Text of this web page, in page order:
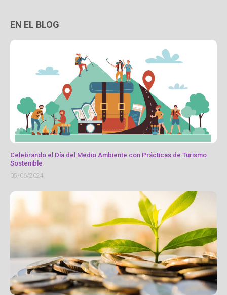
EN EL BLOG
Celebrando el Día del Medio Ambiente con Prácticas de Turismo
Sostenible
05/06/2024